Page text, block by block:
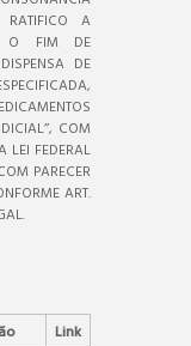
RATIFICO A
O FIM DE
DE
COM
LEI FEDERAL
PARECER
ART.
Link